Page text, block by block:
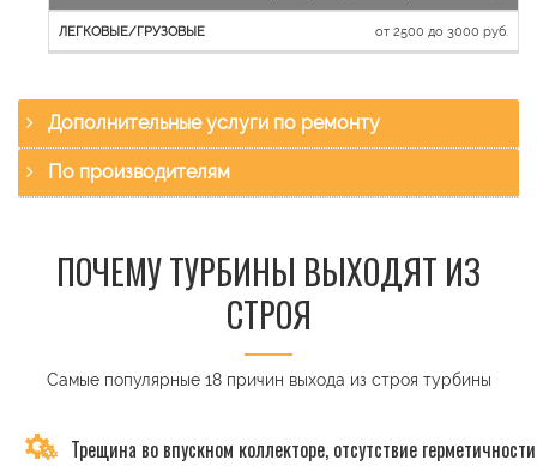
от 2500 до 3000 руб.
Дополнительные услуги по ремонту
По производителям
ПОЧЕМУ ТУРБИНЫ ВЫХОДЯТ ИЗ
СТРОЯ
Самые популярные 18 причин выхода из строя турбины
Трещина во впускном коллекторе, отсутствие герметичности